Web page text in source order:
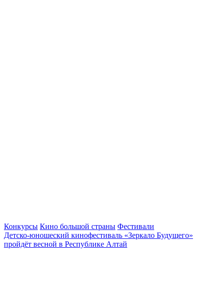
Конкурсы Кино большой страны Фестивали
Детско-юношеский кинофестиваль «Зеркало Будущего»
пройдёт весной в Республике Алтай